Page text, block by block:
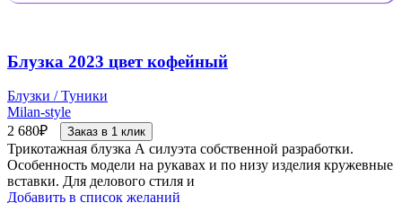
Блузка 2023 цвет кофейный
Блузки / Туники
Milan-style
2 680₽ Заказ в 1 клик
Трикотажная блузка А силуэта собственной разработки.
Особенность модели на рукавах и по низу изделия кружевные
вставки. Для делового стиля и
Добавить в список желаний